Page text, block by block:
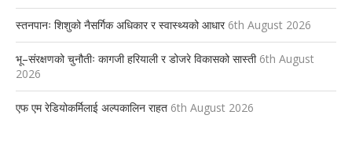
स्तनपानः शिशुको नैसर्गिक अधिकार र स्वास्थ्यको आधार 6th August 2026
भू–संरक्षणको चुनौतीः कागजी हरियाली र डोजरे विकासको सास्ती 6th August
2026
एफ एम रेडियोकर्मिलाई अल्पकालिन राहत 6th August 2026